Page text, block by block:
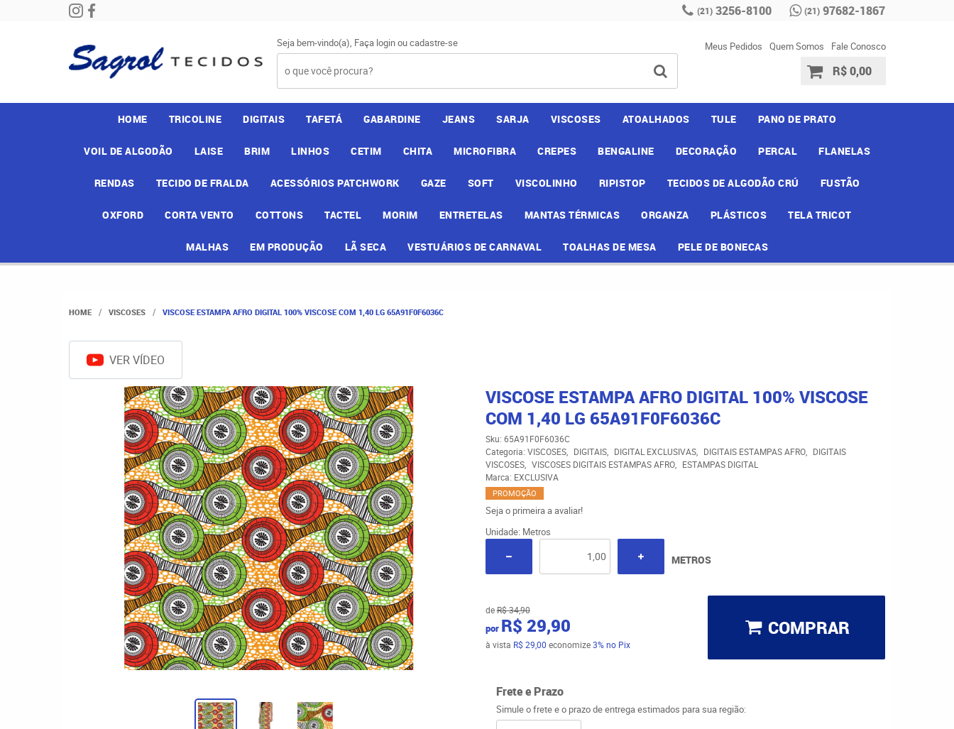
(21) 3256-8100 (21) 97682-1867
Seja bem-vindo(a), Faça loginoucadastre-se Meus Pedidos Quem Somos Fale Conosco
R$ 0,00
HOME TRICOLINE DIGITAIS TAFETÁ GABARDINE JEANS SARJA VISCOSES ATOALHADOS TULE PANO DE PRATO
VOIL DE ALGODÃO LAISE BRIM LINHOS CETIM CHITA MICROFIBRA CREPES BENGALINE DECORAÇÃO PERCAL FLANELAS
RENDAS TECIDO DE FRALDA ACESSÓRIOS PATCHWORK GAZE SOFT VISCOLINHO RIPISTOP TECIDOS DE ALGODÃO CRÚ FUSTÃO
OXFORD CORTA VENTO COTTONS TACTEL MORIM ENTRETELAS MANTAS TÉRMICAS ORGANZA PLÁSTICOS TELA TRICOT
MALHAS EM PRODUÇÃO LÃ SECA VESTUÁRIOS DE CARNAVAL TOALHAS DE MESA PELE DE BONECAS
HOME VISCOSES VISCOSE ESTAMPA AFRO DIGITAL 100% VISCOSE COM 1,40 LG 65A91F0F6036C
VER VÍDEO
VISCOSE ESTAMPA AFRO DIGITAL 100% VISCOSE
COM 1,40 LG 65A91F0F6036C
Sku: 65A91F0F6036C
Categoria: VISCOSES DIGITAIS DIGITAL EXCLUSIVAS DIGITAIS ESTAMPAS AFRO
DIGITAIS
VISCOSES
VISCOSES DIGITAIS ESTAMPAS AFRO
ESTAMPAS DIGITAL
Marca: EXCLUSIVA
PROMOÇÃO
Seja o primeira a avaliar!
Unidade: Metros
METROS
deR$ 34,90
por R$ 29,90
à vista R$ 29,00 economize3% no Pix
COMPRAR
Frete e Prazo
Simule o frete e o prazo de entrega estimados para sua região: